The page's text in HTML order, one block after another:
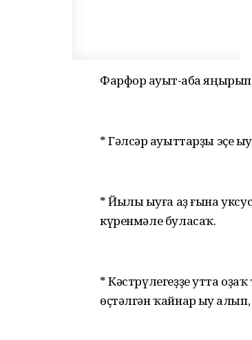
Фарфор һауыт-һаба
* Гәлсәр һауыттарҙы эҫе
* Йылы һыуға аҙ ғына уксус
күренмәле буласаҡ.
* Кәстрүлегеҙҙе утта
өҫтәлгән ҡайнар һыу